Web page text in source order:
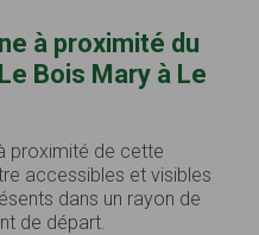
à proximité du
Bois Mary à Le
proximité de cette
accessibles et visibles
dans un rayon de
de départ.